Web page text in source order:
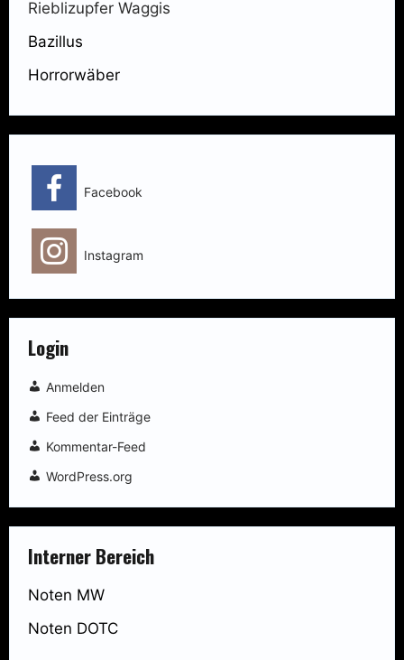
Rieblizupfer Waggis
Bazillus
Horrorwäber
Facebook
Instagram
Login
Anmelden
Feed der Einträge
Kommentar-Feed
WordPress.org
Interner Bereich
Noten MW
Noten DOTC